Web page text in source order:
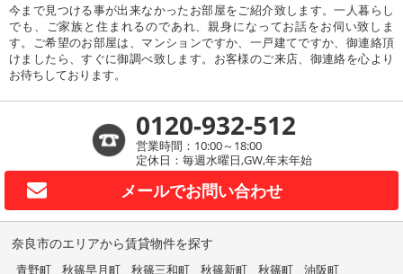
今まで見つける事が出来なかったお部屋をご紹介致します。一人暮らし
でも、ご家族と住まれるのであれ、親身になってお話をお伺い致しま
す。ご希望のお部屋は、マンションですか、一戸建てですか、御連絡頂
けましたら、すぐに御調べ致します。お客様のご来店、御連絡を心より
お待ちしております。
0120-932-512
営業時間：10:00～18:00
定休日：毎週水曜日,GW,年末年始
メールでお問い合わせ
奈良市のエリアから賃貸物件を探す
青野町 秋篠早月町 秋篠三和町 秋篠新町 秋篠町
油阪町